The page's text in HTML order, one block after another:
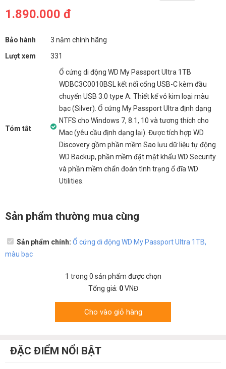
1.890.000 đ
Bảo hành
3 năm chính hãng
Lượt xem
331
Tóm tắt
Ổ cứng di động WD My Passport Ultra 1TB
WDBC3C0010BSL kết nối cổng USB-C kèm đầu
chuyển USB 3.0 type A. Thiết kế vỏ kim loại màu
bạc (Silver). Ổ cứng My Passport Ultra định dạng
NTFS cho Windows 7, 8.1, 10 và tương thích cho
Mac (yêu cầu định dạng lại). Được tích hợp WD
Discovery gồm phần mềm Sao lưu dữ liệu tự động
WD Backup, phần mềm đặt mật khẩu WD Security
và phần mềm chẩn đoán tình trạng ổ đĩa WD
Utilities.
Sản phẩm thường mua cùng
Sản phẩm chính: Ổ cứng di động WD My Passport Ultra 1TB,
màu bạc
1 trong 0 sản phẩm được chọn
Tổng giá: 0VNĐ
Cho vào giỏ hàng
ĐẶC ĐIỂM NỔI BẬT